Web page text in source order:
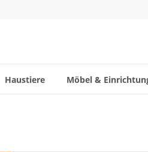
Haustiere Möbel &